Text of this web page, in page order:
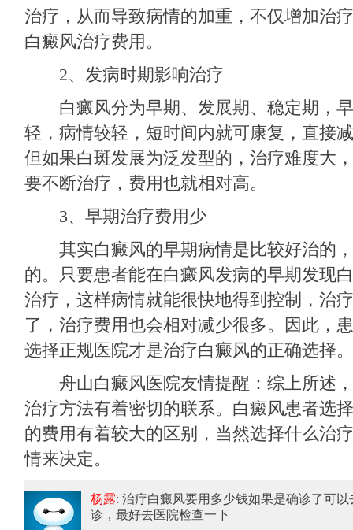
治疗，从而导致病情的加重，不仅增加治
白癜风治疗费用。
2、发病时期影响治疗
白癜风分为早期、发展期、稳定期，早
轻，病情较轻，短时间内就可康复，直接
但如果白斑发展为泛发型的，治疗难度大
要不断治疗，费用也就相对高。
3、早期治疗费用少
其实白癜风的早期病情是比较好治的，
的。只要患者能在白癜风发病的早期发现
治疗，这样病情就能很快地得到控制，治
了，治疗费用也会相对减少很多。因此，
选择正规医院才是治疗白癜风的正确选择。
舟山白癜风医院友情提醒：综上所述，
治疗方法有着密切的联系。白癜风患者选
的费用有着较大的区别，当然选择什么治
情来决定。
杨露: 治疗白癜风要用多少钱如果是确诊了可以
诊，最好去医院检查一下